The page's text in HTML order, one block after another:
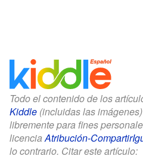
Todo el contenido de los
Kiddle (incluidas las
libremente para fines
licenciaAtribución-
lo contrario. Citar este artículo: